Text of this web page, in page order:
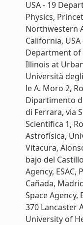
USA - 19
Physics,
Northwestern
California,
Department of
Illinois at
Università
le A. Moro 2,
Dipartimento
di Ferrara, via
Scientifica 1,
Astrofísica,
Vitacura,
bajo del
Agency,
Cañada,
Space
370 Lancaster
University of